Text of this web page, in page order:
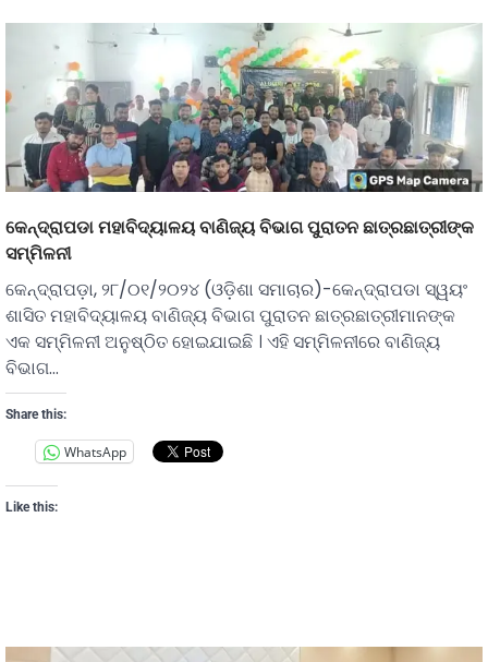
କେନ୍ଦ୍ରାପଡା ମହାବିଦ୍ୟାଳୟ ବାଣିଜ୍ୟ ବିଭାଗ ପୁରାତନ ଛାତ୍ରଛାତ୍ରୀଙ୍କ
ସମ୍ମିଳନୀ
କେନ୍ଦ୍ରାପଡ଼ା, ୨୮/୦୧/୨୦୨୪ (ଓଡ଼ିଶା ସମାଚାର)-କେନ୍ଦ୍ରାପଡା ସ୍ୱୟଂ
ଶାସିତ ମହାବିଦ୍ୟାଳୟ ବାଣିଜ୍ୟ ବିଭାଗ ପୁରାତନ ଛାତ୍ରଛାତ୍ରୀମାନଙ୍କ
ଏକ ସମ୍ମିଳନୀ ଅନୁଷ୍ଠିତ ହୋଇଯାଇଛି । ଏହି ସମ୍ମିଳନୀରେ ବାଣିଜ୍ୟ
ବିଭାଗ…
Share this:
WhatsApp
Like this: